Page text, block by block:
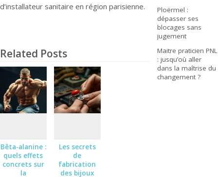
d’installateur sanitaire en région parisienne.
Related Posts
Bêta-alanine :
quels effets
concrets sur
la
Les secrets
de
fabrication
des bijoux
Ploërmel :
dépasser ses
blocages sans
jugement
Maitre praticien PNL
: jusqu’où aller
dans la maîtrise du
changement ?